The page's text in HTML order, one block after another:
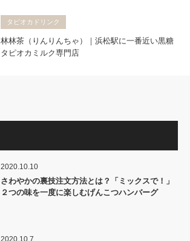
タピオカドリンク
林林茶（りんりんちゃ）｜浜松駅に一番近い黒糖
タピオカミルク専門店
2020.10.10
さわやかの裏技注文方法とは？「ミックスで！」
２つの味を一度に楽しむげんこつハンバーグ
2020.10.7